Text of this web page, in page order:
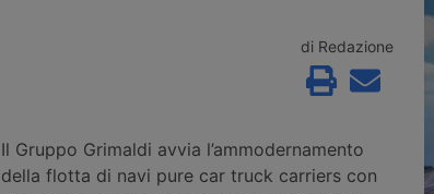
greca viene colpita da un proiettile
rivendicano l’ottavo attacco a una
petroliera saudita dal 22 luglio.
di Redazione
Il Gruppo Grimaldi avvia l’ammodernamento
della flotta di navi pure car truck carriers con